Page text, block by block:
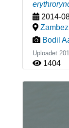
2014-
Bodil
Uploadet
1404